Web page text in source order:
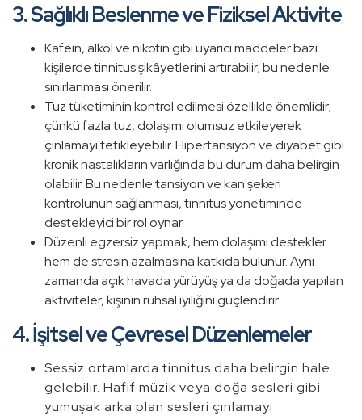
3. Sağlıklı Beslenme ve Fiziksel Aktivite
Kafein, alkol ve nikotin gibi uyarıcı maddeler bazı
kişilerde tinnitus şikâyetlerini artırabilir; bu nedenle
sınırlanması önerilir.
Tuz tüketiminin kontrol edilmesi özellikle önemlidir;
çünkü fazla tuz, dolaşımı olumsuz etkileyerek
çınlamayı tetikleyebilir. Hipertansiyon ve diyabet gibi
kronik hastalıkların varlığında bu durum daha belirgin
olabilir. Bu nedenle tansiyon ve kan şekeri
kontrolünün sağlanması, tinnitus yönetiminde
destekleyici bir rol oynar.
Düzenli egzersiz yapmak, hem dolaşımı destekler
hem de stresin azalmasına katkıda bulunur. Aynı
zamanda açık havada yürüyüş ya da doğada yapılan
aktiviteler, kişinin ruhsal iyiliğini güçlendirir.
4. İşitsel ve Çevresel Düzenlemeler
Sessiz ortamlarda tinnitus daha belirgin hale
gelebilir. Hafif müzik veya doğa sesleri gibi
yumuşak arka plan sesleri çınlamayı